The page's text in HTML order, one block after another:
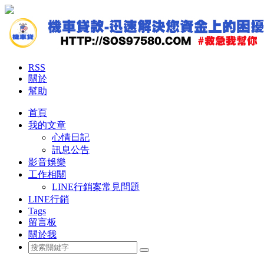
RSS
關於
幫助
首頁
我的文章
心情日記
訊息公告
影音娛樂
工作相關
LINE行銷案常見問題
LINE行銷
Tags
留言板
關於我